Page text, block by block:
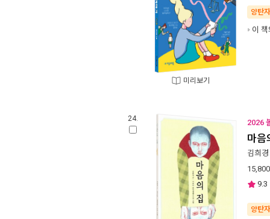
미리보기
양탄
이
24. 2026
마음
김희경
15,800
9.3
양탄